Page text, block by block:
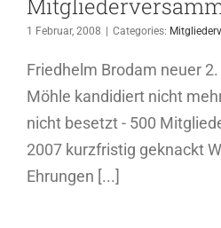
1 Februar, 2008 Categories:
Friedhelm Brodam neuer
Möhle kandidiert nicht
nicht besetzt - 500
2007 kurzfristig geknackt
Ehrungen [...]